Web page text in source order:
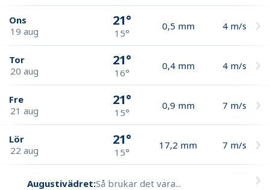
Ons
19 aug
21°
15°
0,5 mm 4 m/s
Tor
20 aug
21°
16°
0,4 mm 4 m/s
Fre
21 aug
21°
15°
0,9 mm 7 m/s
Lör
22 aug
21°
15°
17,2 mm 7 m/s
Augustivädret:Så brukar det vara...